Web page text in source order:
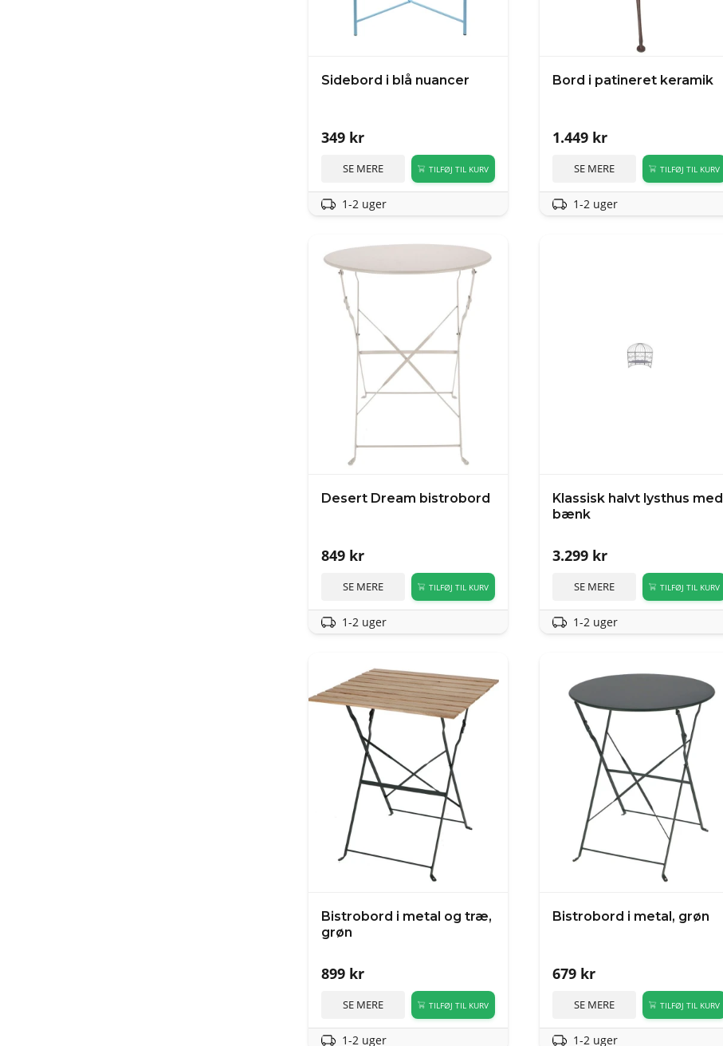
Sidebord i blå nuancer
349 kr
SE MERE TILFØJ TIL KURV
1-2 uger
Bord i patineret keramik
1.449 kr
SE MERE TILFØJ TIL KURV
1-2 uger
Desert Dream bistrobord
849 kr
SE MERE TILFØJ TIL KURV
1-2 uger
Klassisk halvt lysthus med
bænk
3.299 kr
SE MERE TILFØJ TIL KURV
1-2 uger
Bistrobord i metal og træ,
grøn
899 kr
SE MERE TILFØJ TIL KURV
1-2 uger
Bistrobord i metal, grøn
679 kr
SE MERE TILFØJ TIL KURV
1-2 uger